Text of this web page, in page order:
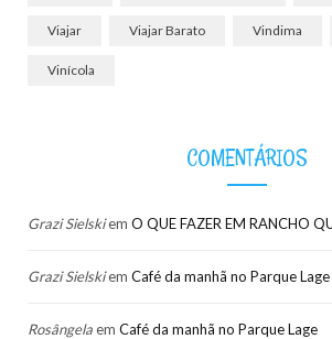
Viajar Viajar Barato Vindima
Vinícola
COMENTÁRIOS
Grazi Sielskiem O QUE FAZER EM RANCHO
Grazi Sielskiem Café da manhã no Parque Lage
Rosângelaem Café da manhã no Parque Lage